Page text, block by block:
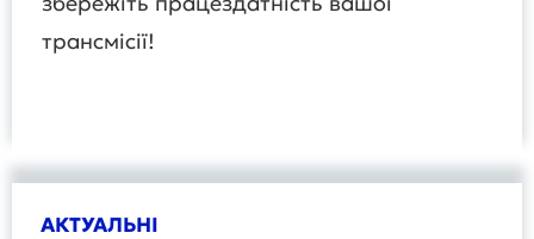
трансмісії!
АКТУАЛЬНІ